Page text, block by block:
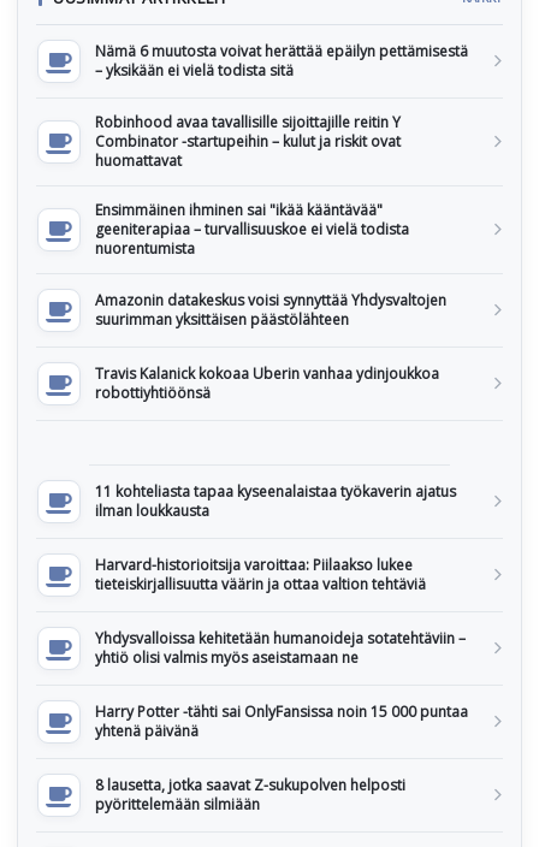
Nämä 6 muutosta voivat herättää epäilyn pettämisestä
– yksikään ei vielä todista sitä
Robinhood avaa tavallisille sijoittajille reitin Y
Combinator -startupeihin – kulut ja riskit ovat
huomattavat
Ensimmäinen ihminen sai "ikää kääntävää"
geeniterapiaa – turvallisuuskoe ei vielä todista
nuorentumista
Amazonin datakeskus voisi synnyttää Yhdysvaltojen
suurimman yksittäisen päästölähteen
Travis Kalanick kokoaa Uberin vanhaa ydinjoukkoa
robottiyhtiöönsä
11 kohteliasta tapaa kyseenalaistaa työkaverin ajatus
ilman loukkausta
Harvard-historioitsija varoittaa: Piilaakso lukee
tieteiskirjallisuutta väärin ja ottaa valtion tehtäviä
Yhdysvalloissa kehitetään humanoideja sotatehtäviin –
yhtiö olisi valmis myös aseistamaan ne
Harry Potter -tähti sai OnlyFansissa noin 15 000 puntaa
yhtenä päivänä
8 lausetta, jotka saavat Z-sukupolven helposti
pyörittelemään silmiään